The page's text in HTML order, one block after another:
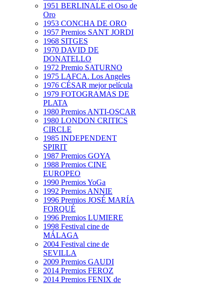
1951 BERLINALE el Oso de
Oro
1953 CONCHA DE ORO
1957 Premios SANT JORDI
1968 SITGES
1970 DAVID DE
DONATELLO
1972 Premio SATURNO
1975 LAFCA. Los Angeles
1976 CÉSAR mejor película
1979 FOTOGRAMAS DE
PLATA
1980 Premios ANTI-OSCAR
1980 LONDON CRITICS
CIRCLE
1985 INDEPENDENT
SPIRIT
1987 Premios GOYA
1988 Premios CINE
EUROPEO
1990 Premios YoGa
1992 Premios ANNIE
1996 Premios JOSÉ MARÍA
FORQUÉ
1996 Premios LUMIERE
1998 Festival cine de
MÁLAGA
2004 Festival cine de
SEVILLA
2009 Premios GAUDI
2014 Premios FEROZ
2014 Premios FENIX de